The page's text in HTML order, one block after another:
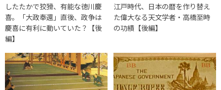
したたかで狡猾、有能な徳川慶
喜。「大政奉還」直後、政争は
慶喜に有利に動いていた？【後
編】
江戸時代、日本の暦を作り替え
た偉大なる天文学者・高橋至時
の功績【後編】